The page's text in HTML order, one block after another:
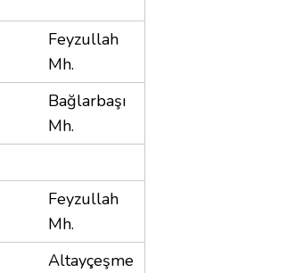
Feyzullah
Mh.
Bağlarbaşı
Mh.
Feyzullah
Mh.
Altayçeşme